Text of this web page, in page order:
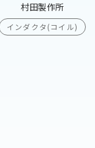
村田製作所
インダクタ(コイル)